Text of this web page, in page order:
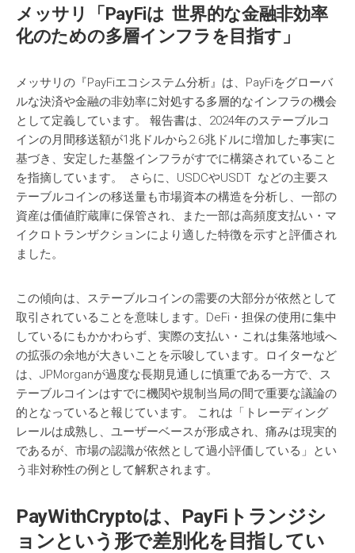
メッサリ 「 PayFiは 世界的な金融非効率
化のための多層インフラを 目指す 」
メッサリの『PayFiエコシステム分析』は、PayFiをグローバ
ルな決済や金融の非効率に対処する多層的なインフラの機会
として定義しています。 報告書は、2024年のステーブルコ
インの月間移送額が1兆ドルから2.6兆ドルに増加した事実に
基づき、安定した基盤インフラがすでに構築されていること
を指摘しています。 さらに、USDCやUSDT などの主要ス
テーブルコインの移送量も市場資本の構造を分析し、一部の
資産は価値貯蔵庫に保管され、また一部は高頻度支払い・マ
イクロトランザクションにより適した特徴を示すと評価され
ました。
この傾向は、ステーブルコインの需要の大部分が依然として
取引されていることを意味します。DeFi・担保の使用に集中
しているにもかかわらず、実際の支払い・これは集落地域へ
の拡張の余地が大きいことを示唆しています。ロイターなど
は、JPMorganが過度な長期見通しに慎重である一方で、ス
テーブルコインはすでに機関や規制当局の間で重要な議論の
的となっていると報じています。 これは「トレーディング
レールは成熟し、ユーザーベースが形成され、痛みは現実的
であるが、市場の認識が依然として過小評価している」とい
う非対称性の例として解釈されます。
PayWithCryptoは、 PayFiトランジシ
ョンという形で差別化を目指してい